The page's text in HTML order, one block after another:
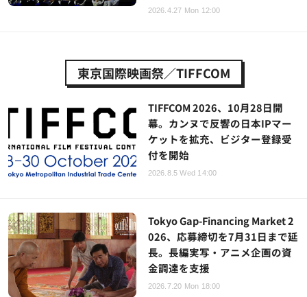
2026.4.27 Mon 12:00
東京国際映画祭／TIFFCOM
TIFFCOM 2026、10月28日開
幕。カンヌで反響の日本IPマー
ケットを拡充、ビジター登録受
付を開始
2026.8.5 Wed 14:00
Tokyo Gap-Financing Market 2
026、応募締切を7月31日まで延
長。長編実写・アニメ企画の資
金調達を支援
2026.7.20 Mon 18:00